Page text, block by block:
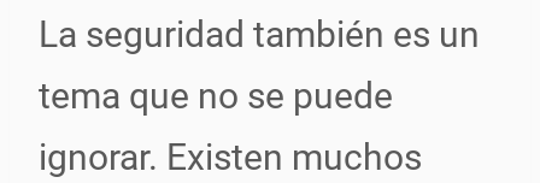
La seguridad también es un
tema que no se puede
ignorar. Existen muchos